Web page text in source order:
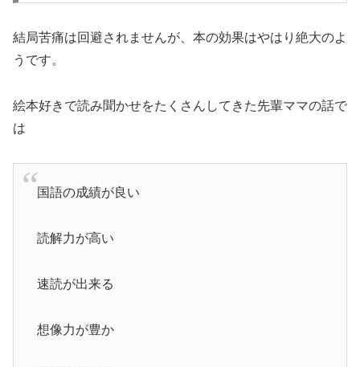
結局苦痛は回避されませんが、本の効果はやはり絶大のよ
うです。
絵本好きで読み聞かせをたくさんしてきた先輩ママの話で
は
国語の成績が良い
読解力が高い
速読が出来る
想像力が豊か